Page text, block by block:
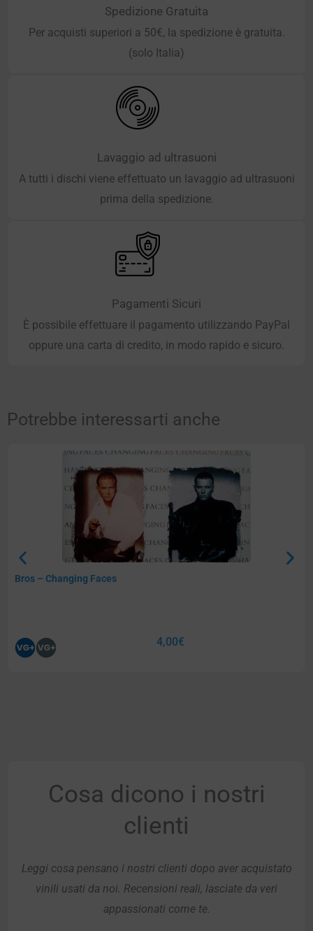
Spedizione Gratuita
Per acquisti superiori a 50€, la spedizione è gratuita.
(solo Italia)
Lavaggio ad ultrasuoni
A tutti i dischi viene effettuato un lavaggio ad ultrasuoni
prima della spedizione.
Pagamenti Sicuri
È possibile effettuare il pagamento utilizzando PayPal
oppure una carta di credito, in modo rapido e sicuro.
Potrebbe interessarti anche
Bros – Changing Faces
4,00€
Cosa dicono i nostri
clienti
Leggi cosa pensano i nostri clienti dopo aver acquistato
vinili usati da noi. Recensioni reali, lasciate da veri
appassionati come te.